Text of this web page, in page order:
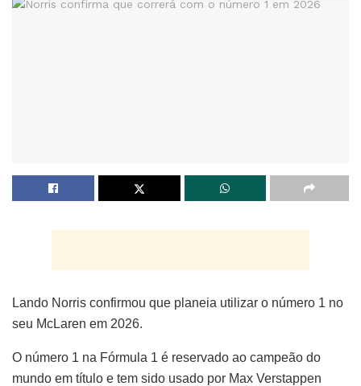
Lando Norris confirmou que planeia utilizar o número 1 no
seu McLaren em 2026.
O número 1 na Fórmula 1 é reservado ao campeão do
mundo em título e tem sido usado por Max Verstappen